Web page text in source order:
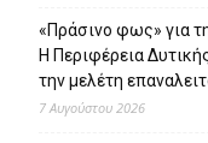
«Πράσινο φως» για
Η Περιφέρεια
την μελέτη
7 Αυγούστου 2026